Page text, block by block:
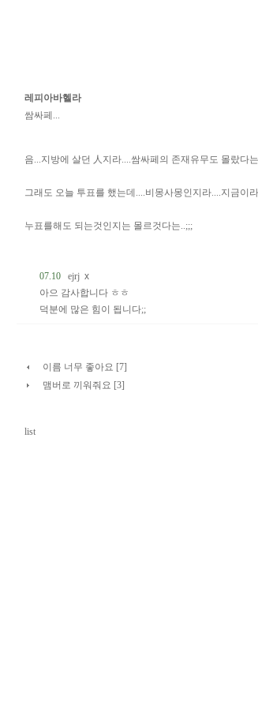
레피아바헬라
쌈싸페...
음...지방에 살던 人지라....쌈싸페의 존재유무도 몰랐다
그래도 오늘 투표를 했는데....비몽사몽인지라....지금이
누표를해도 되는것인지는 몰르것다는..;;;
07.10 ejrj x
아으 감사합니다 ㅎㅎ
덕분에 많은 힘이 됩니다;;
이름 너무 좋아요 [7]
맴버로 끼워줘요 [3]
list